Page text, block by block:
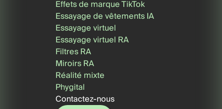
Effets de marque TikTok
Essayage de vêtements IA
Essayage virtuel
Essayage virtuel RA
Filtres RA
Miroirs RA
Réalité mixte
Phygital
Contactez-nous